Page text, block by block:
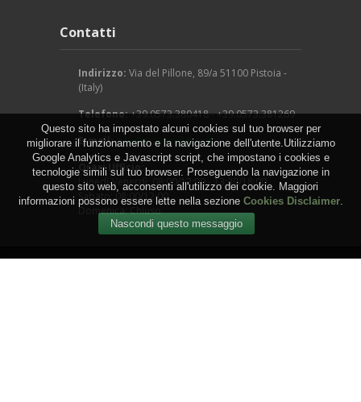
Contatti
Indirizzo: Via del Pillone, 89/a 51100 Pistoia -
(Italy)
Telefono:+39.0573.380418 - +39.0573.381269
E-mail:info@arcangeligino.it
Orari Ufficio:
Lunedì-Venerdì: 08:00/12:00 - 13:30/18:00
Sabato: 08:00/12:00
Domenica: Chiuso
Questo sito ha impostato alcuni cookies sul tuo browser per
migliorare il funzionamento e la navigazione dell'utente.Utilizziamo
Google Analytics e Javascript script, che impostano i cookies e
tecnologie simili sul tuo browser. Proseguendo la navigazione in
questo sito web, acconsenti all'utilizzo dei cookie. Maggiori
informazioni possono essere lette nella sezione Cookies Disclaimer.